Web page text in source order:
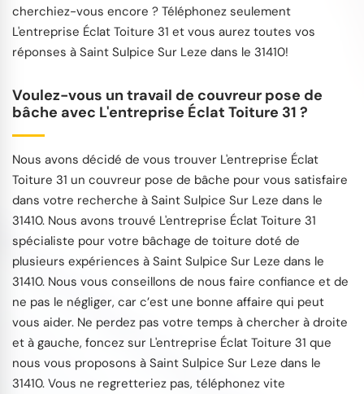
cherchiez-vous encore ? Téléphonez seulement
L'entreprise Éclat Toiture 31 et vous aurez toutes vos
réponses à Saint Sulpice Sur Leze dans le 31410!
Voulez-vous un travail de couvreur pose de
bâche avec L'entreprise Éclat Toiture 31 ?
Nous avons décidé de vous trouver L'entreprise Éclat
Toiture 31 un couvreur pose de bâche pour vous satisfaire
dans votre recherche à Saint Sulpice Sur Leze dans le
31410. Nous avons trouvé L'entreprise Éclat Toiture 31
spécialiste pour votre bâchage de toiture doté de
plusieurs expériences à Saint Sulpice Sur Leze dans le
31410. Nous vous conseillons de nous faire confiance et de
ne pas le négliger, car c’est une bonne affaire qui peut
vous aider. Ne perdez pas votre temps à chercher à droite
et à gauche, foncez sur L'entreprise Éclat Toiture 31 que
nous vous proposons à Saint Sulpice Sur Leze dans le
31410. Vous ne regretteriez pas, téléphonez vite